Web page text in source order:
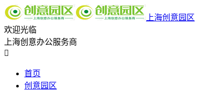
上海创意园区
欢迎光临
上海创意办公服务商

首页
创意园区